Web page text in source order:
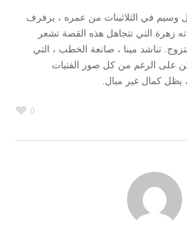
في الثلاثينات من عمره ، يرفرف
زهرة التي تتجاهل هذه القصة تشعر
تناشد مينا ، صانعة الخطب ، التي
على الرغم من كل صور الفتيات
يظل كمال غير مبال.
0